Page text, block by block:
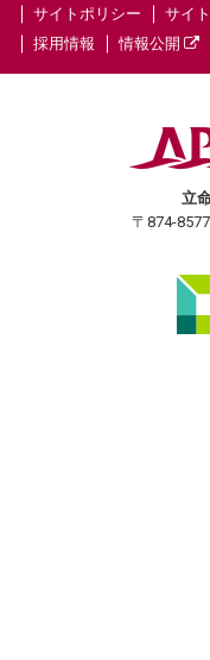
サイトポリシー サイ
採用情報
情報公開
立
〒874-